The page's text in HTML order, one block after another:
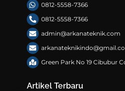
0812-5558-7366
0812-5558-7366
admin@arkanateknik.com
Green Park No 19 Cibubur
Artikel Terbaru